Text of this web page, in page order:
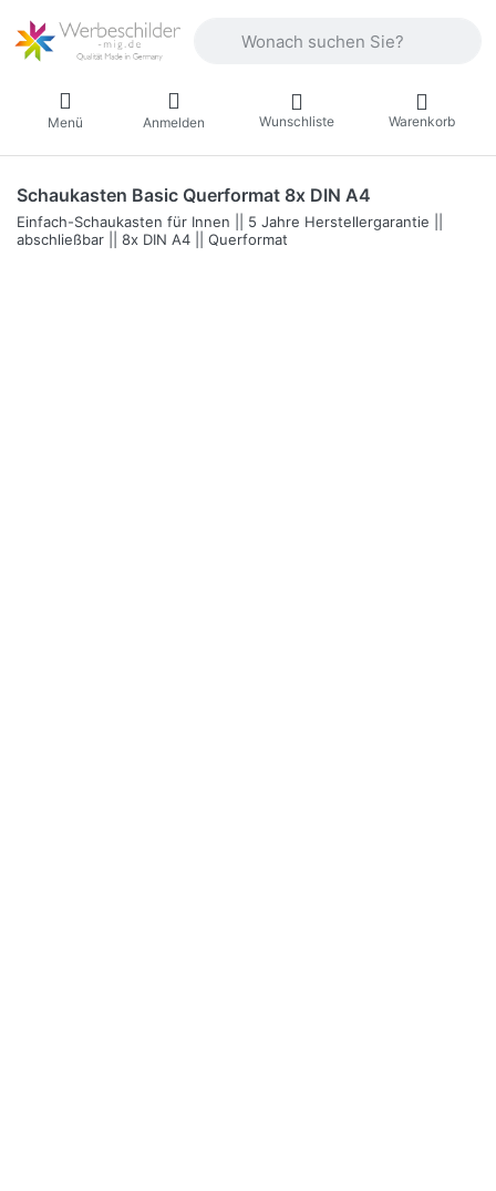
Menü Anmelden Wunschliste Warenkorb
Schaukasten Basic Querformat 8x DIN A4
Einfach-Schaukasten für Innen || 5 Jahre Herstellergarantie ||
abschließbar || 8x DIN A4 || Querformat